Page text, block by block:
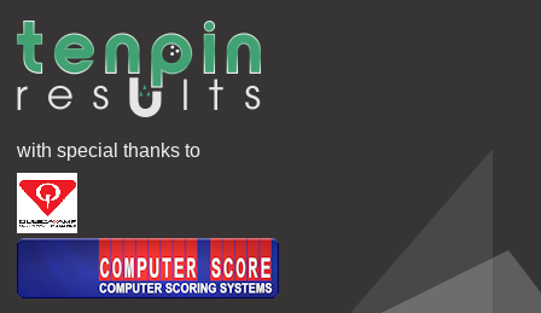
with special thanks to